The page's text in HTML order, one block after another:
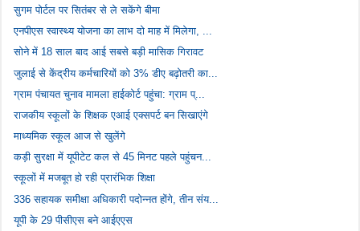
सुगम पोर्टल पर सितंबर से ले सकेंगे बीमा
एनपीएस स्वास्थ्य योजना का लाभ दो माह में मिलेगा, ...
सोने में 18 साल बाद आई सबसे बड़ी मासिक गिरावट
जुलाई से केंद्रीय कर्मचारियों को 3% डीए बढ़ोतरी का...
ग्राम पंचायत चुनाव मामला हाईकोर्ट पहुंचा: ग्राम प्...
राजकीय स्कूलों के शिक्षक एआई एक्सपर्ट बन सिखाएंगे
माध्यमिक स्कूल आज से खुलेंगे
कड़ी सुरक्षा में यूपीटेट कल से 45 मिनट पहले पहुंचन...
स्कूलों में मजबूत हो रही प्रारंभिक शिक्षा
336 सहायक समीक्षा अधिकारी पदोन्नत होंगे, तीन संय...
यूपी के 29 पीसीएस बने आईएएस